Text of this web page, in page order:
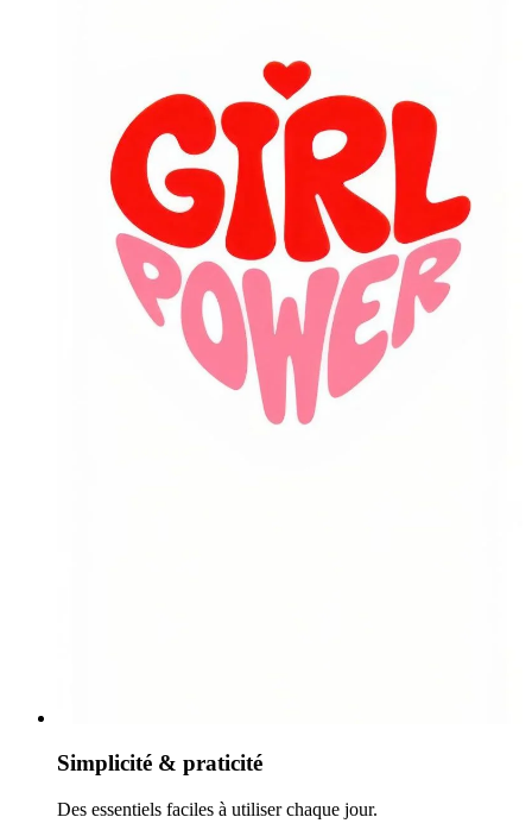
Simplicité & praticité
Des essentiels faciles à utiliser chaque jour.